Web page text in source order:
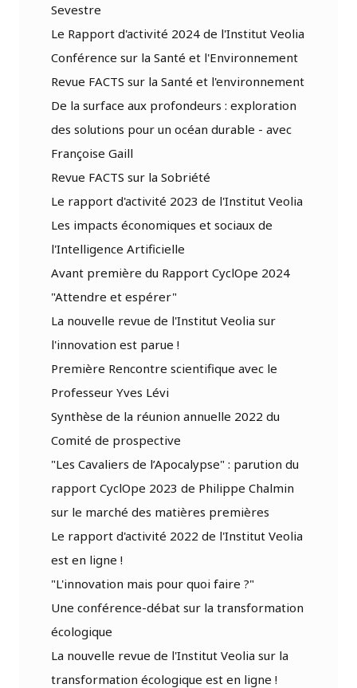
Sevestre
Le Rapport d'activité 2024 de l'Institut Veolia
Conférence sur la Santé et l'Environnement
Revue FACTS sur la Santé et l'environnement
De la surface aux profondeurs : exploration
des solutions pour un océan durable - avec
Françoise Gaill
Revue FACTS sur la Sobriété
Le rapport d'activité 2023 de l'Institut Veolia
Les impacts économiques et sociaux de
l'Intelligence Artificielle
Avant première du Rapport CyclOpe 2024
"Attendre et espérer"
La nouvelle revue de l'Institut Veolia sur
l'innovation est parue !
Première Rencontre scientifique avec le
Professeur Yves Lévi
Synthèse de la réunion annuelle 2022 du
Comité de prospective
"Les Cavaliers de l’Apocalypse" : parution du
rapport CyclOpe 2023 de Philippe Chalmin
sur le marché des matières premières
Le rapport d'activité 2022 de l'Institut Veolia
est en ligne !
"L'innovation mais pour quoi faire ?"
Une conférence-débat sur la transformation
écologique
La nouvelle revue de l'Institut Veolia sur la
transformation écologique est en ligne !